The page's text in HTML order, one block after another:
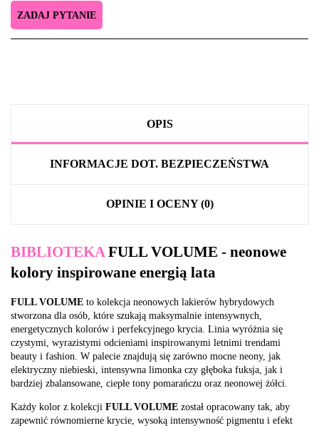
ZADAJ PYTANIE
OPIS
INFORMACJE DOT. BEZPIECZEŃSTWA
OPINIE I OCENY (0)
BIBLIOTEKAFULL VOLUME - neonowe
kolory inspirowane energią lata
FULL VOLUME to kolekcja neonowych lakierów hybrydowych
stworzona dla osób, które szukają maksymalnie intensywnych,
energetycznych kolorów i perfekcyjnego krycia. Linia wyróżnia się
czystymi, wyrazistymi odcieniami inspirowanymi letnimi trendami
beauty i fashion. W palecie znajdują się zarówno mocne neony, jak
elektryczny niebieski, intensywna limonka czy głęboka fuksja, jak i
bardziej zbalansowane, ciepłe tony pomarańczu oraz neonowej żółci.
Każdy kolor z kolekcji FULL VOLUME został opracowany tak, aby
zapewnić równomierne krycie, wysoką intensywność pigmentu i efekt